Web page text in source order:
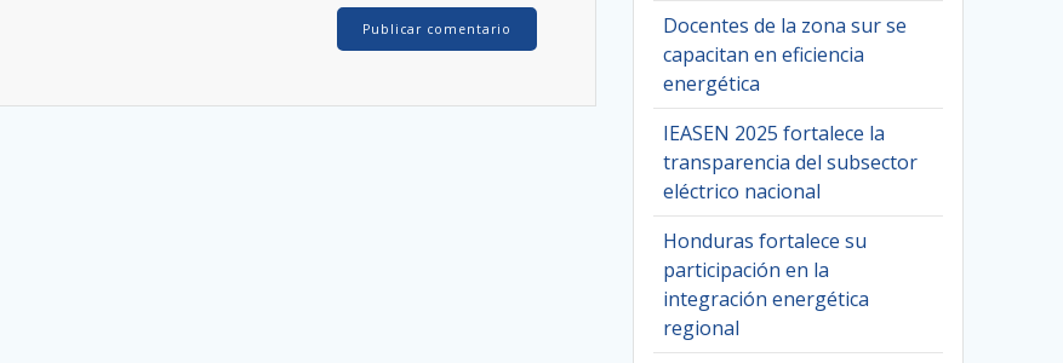
Docentes de la zona sur se
capacitan en eficiencia
energética
IEASEN 2025 fortalece la
transparencia del subsector
eléctrico nacional
Honduras fortalece su
participación en la
integración energética
regional